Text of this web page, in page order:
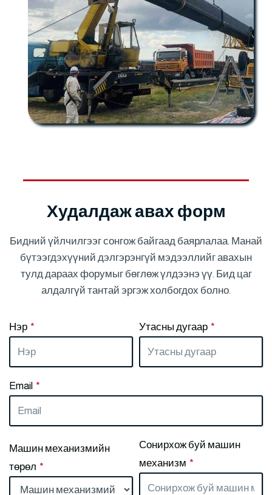
Худалдаж авах форм
Бидний үйлчилгээг сонгож байгаад баярлалаа. Манай
бүтээгдэхүүний дэлгэрэнгүй мэдээллийг авахын
тулд дараах форумыг бөглөж үлдээнэ үү. Бид цаг
алдалгүй тантай эргэж холбогдох болно.
Нэр * Утасны дугаар *
Email *
Машин механизмийн
төрөл *
Сонирхож буй машин
механизм *